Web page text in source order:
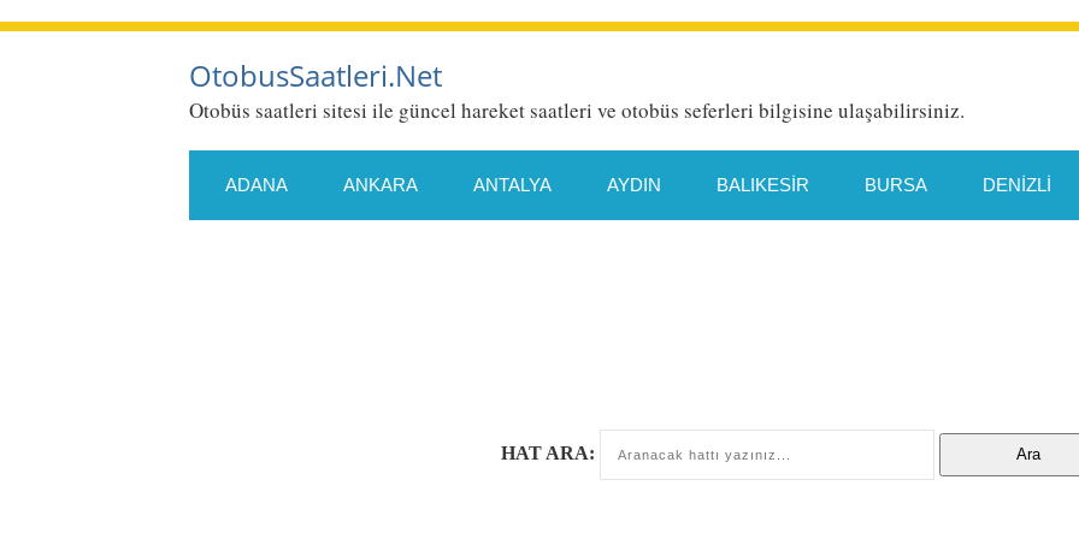
OtobusSaatleri.Net
Otobüs saatleri sitesi ile güncel hareket saatleri ve otobüs seferleri bilgisine ulaşabilirsiniz.
ADANA ANKARA ANTALYA AYDIN BALIKESIR BURSA DENIZLI
HAT ARA: